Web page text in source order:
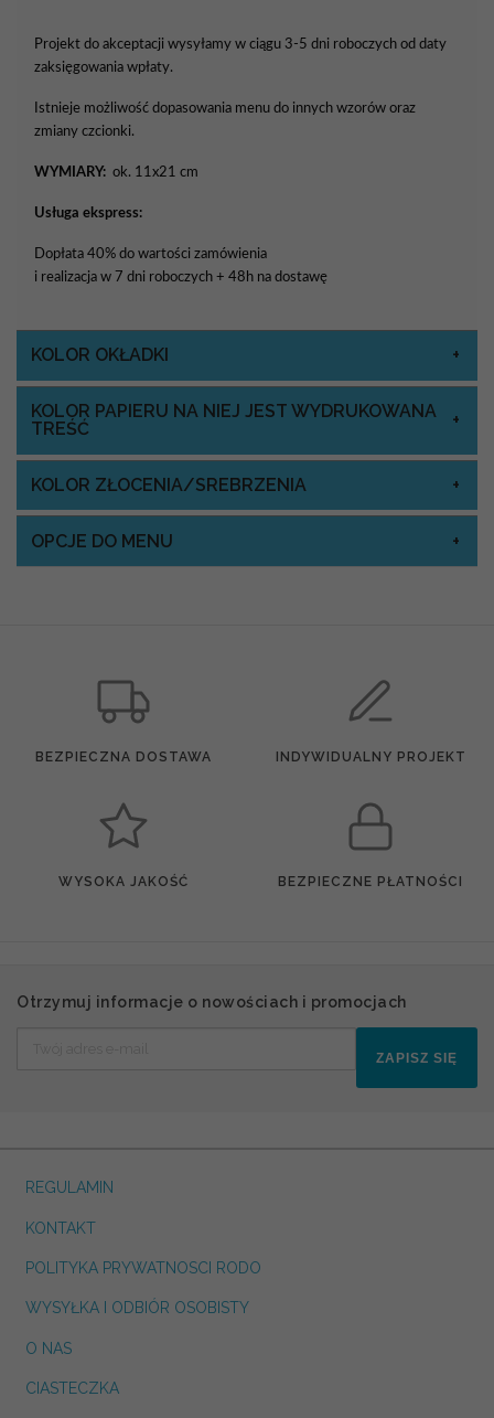
Projekt do akceptacji wysyłamy w ciągu 3-5 dni roboczych od daty
zaksięgowania wpłaty.
Istnieje możliwość dopasowania menu do innych wzorów oraz
zmiany czcionki.
WYMIARY: ok. 11x21 cm
Usługa ekspress:
Dopłata 40% do wartości zamówienia
i realizacja w 7 dni roboczych + 48h na dostawę
KOLOR OKŁADKI
KOLOR PAPIERU NA NIEJ JEST WYDRUKOWANA
TREŚĆ
KOLOR ZŁOCENIA/SREBRZENIA
OPCJE DO MENU
BEZPIECZNA DOSTAWA INDYWIDUALNY PROJEKT
WYSOKA JAKOŚĆ BEZPIECZNE PŁATNOŚCI
Otrzymuj informacje o nowościach i promocjach
ZAPISZ SIĘ
REGULAMIN
KONTAKT
POLITYKA PRYWATNOSCI RODO
WYSYŁKA I ODBIÓR OSOBISTY
O NAS
CIASTECZKA